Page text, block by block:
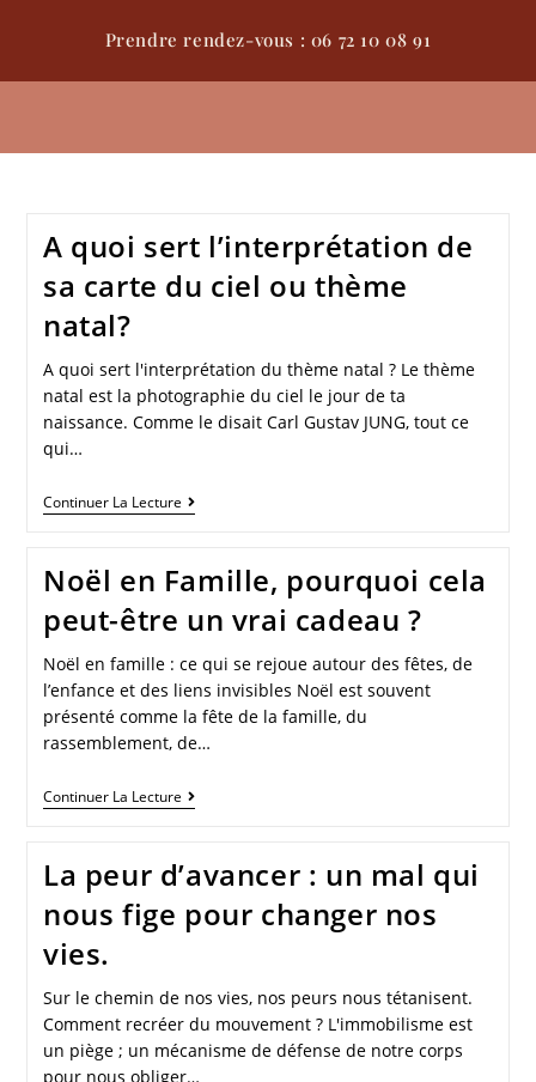
Prendre rendez-vous : 06 72 10 08 91
A quoi sert l’interprétation de
sa carte du ciel ou thème
natal?
A quoi sert l'interprétation du thème natal ? Le thème
natal est la photographie du ciel le jour de ta
naissance. Comme le disait Carl Gustav JUNG, tout ce
qui…
Continuer La Lecture
Noël en Famille, pourquoi cela
peut-être un vrai cadeau ?
Noël en famille : ce qui se rejoue autour des fêtes, de
l’enfance et des liens invisibles Noël est souvent
présenté comme la fête de la famille, du
rassemblement, de…
Continuer La Lecture
La peur d’avancer : un mal qui
nous fige pour changer nos
vies.
Sur le chemin de nos vies, nos peurs nous tétanisent.
Comment recréer du mouvement ? L'immobilisme est
un piège ; un mécanisme de défense de notre corps
pour nous obliger…